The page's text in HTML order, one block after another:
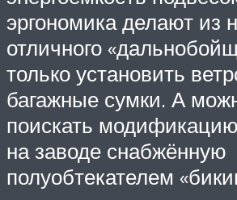
эргономика делают из
отличного
только установить
багажные сумки. А
поискать
на заводе снабжённую
полуобтекателем